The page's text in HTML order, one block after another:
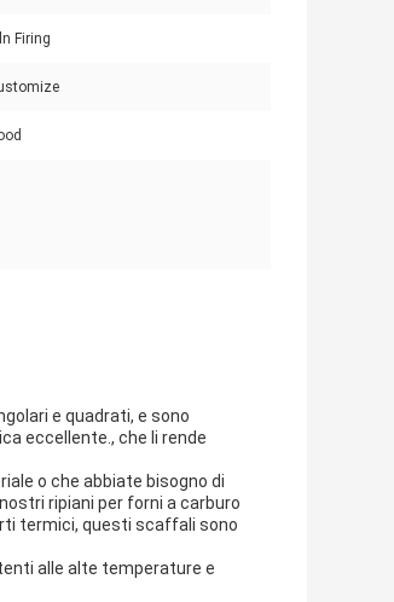
Firing
e quadrati, e sono
eccellente., che li rende
o che abbiate bisogno di
ripiani per forni a carburo
termici, questi scaffali sono
alle alte temperature e